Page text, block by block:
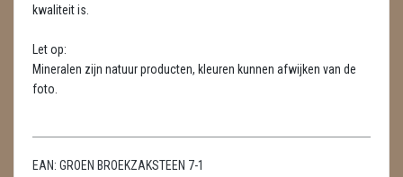
SELENIET
SPECIALE STUKKEN
TELEFOON KOORDEN
VLINDERS
kwaliteit is.
Let op:
Mineralen zijn natuur producten, kleuren kunnen afwijken van de
foto.
EAN: GROEN BROEKZAKSTEEN 7-1